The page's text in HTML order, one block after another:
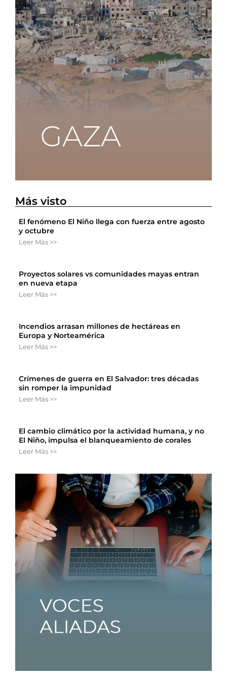
Más visto
El fenómeno El Niño llega con fuerza entre agosto
y octubre
Leer Más >>
Proyectos solares vs comunidades mayas entran
en nueva etapa
Leer Más >>
Incendios arrasan millones de hectáreas en
Europa y Norteamérica
Leer Más >>
Crímenes de guerra en El Salvador: tres décadas
sin romper la impunidad
Leer Más >>
El cambio climático por la actividad humana, y no
El Niño, impulsa el blanqueamiento de corales
Leer Más >>